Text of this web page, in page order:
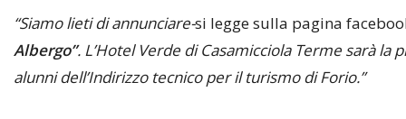
“Siamo lieti di annunciare-si legge sulla pagina
Albergo”. L’Hotel Verde di Casamicciola Terme sarà
alunni dell’Indirizzo tecnico per il turismo di Forio.”